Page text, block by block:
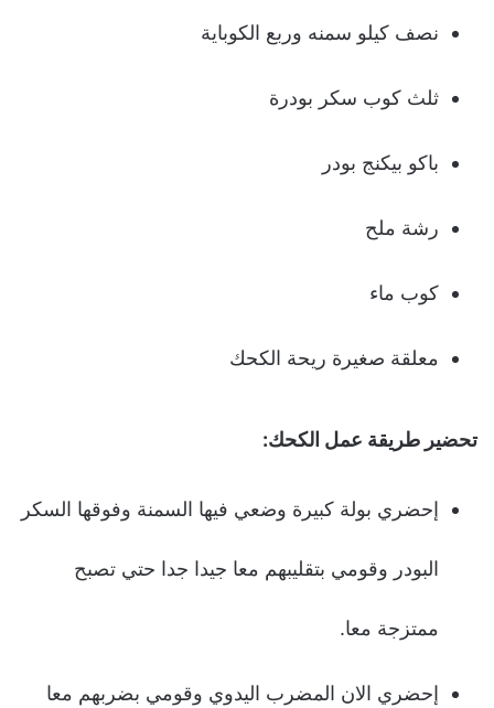
نصف كيلو سمنه وربع الكوباية
ثلث كوب سكر بودرة
باكو بيكنج بودر
رشة ملح
كوب ماء
معلقة صغيرة ريحة الكحك
تحضير طريقة عمل الكحك:
إحضري بولة كبيرة وضعي فيها السمنة وفوقها السكر
البودر وقومي بتقليبهم معا جيدا جدا حتي تصبح
ممتزجة معا.
إحضري الان المضرب اليدوي وقومي بضربهم معا